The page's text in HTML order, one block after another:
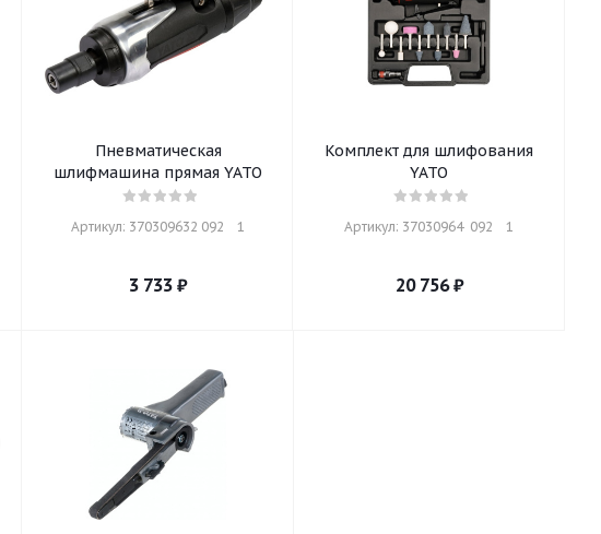
Пневматическая
шлифмашина прямая YATO
Артикул: 370309632 092    1
3 733 ₽
Комплект для шлифования
YATO
Артикул: 37030964  092    1
20 756₽